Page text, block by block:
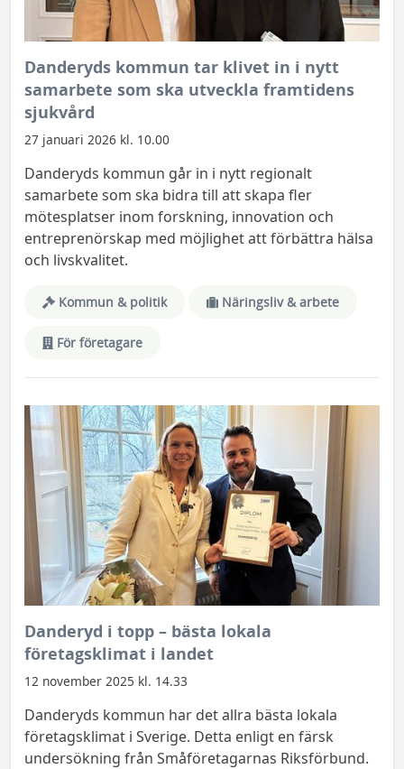
Danderyds kommun tar klivet in i nytt
samarbete som ska utveckla framtidens
sjukvård
27 januari 2026 kl. 10.00
Danderyds kommun går in i nytt regionalt
samarbete som ska bidra till att skapa fler
mötesplatser inom forskning, innovation och
entreprenörskap med möjlighet att förbättra hälsa
och livskvalitet.
Kommun & politik Näringsliv & arbete
För företagare
Danderyd i topp – bästa lokala
företagsklimat i landet
12 november 2025 kl. 14.33
Danderyds kommun har det allra bästa lokala
företagsklimat i Sverige. Detta enligt en färsk
undersökning från Småföretagarnas Riksförbund.